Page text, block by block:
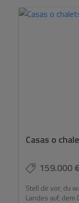
Der Kauf
Regel, größere
aus. Jede
Wir helfen
Casas o
159.000 €
Stell dir vor, du
Landes auf,